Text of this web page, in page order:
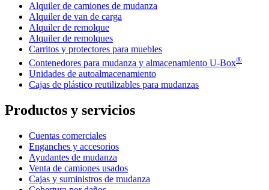
Alquiler de camiones de mudanza
Alquiler de van de carga
Alquiler de remolque
Alquiler de remolques
Carritos y protectores para muebles
Contenedores para mudanza y almacenamiento U-Box®
Unidades de autoalmacenamiento
Cajas de plástico reutilizables para mudanzas
Productos y servicios
Cuentas comerciales
Enganches y accesorios
Ayudantes de mudanza
Venta de camiones usados
Cajas y suministros de mudanza